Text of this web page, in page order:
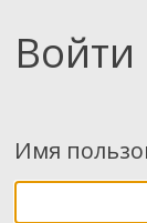
Войти
Имя